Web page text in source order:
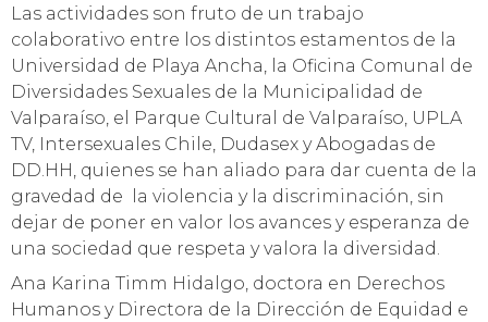
Las actividades son fruto de un trabajo
colaborativo entre los distintos estamentos de la
Universidad de Playa Ancha, la Oficina Comunal de
Diversidades Sexuales de la Municipalidad de
Valparaíso, el Parque Cultural de Valparaíso, UPLA
TV, Intersexuales Chile, Dudasex y Abogadas de
DD.HH, quienes se han aliado para dar cuenta de la
gravedad de la violencia y la discriminación, sin
dejar de poner en valor los avances y esperanza de
una sociedad que respeta y valora la diversidad.
Ana Karina Timm Hidalgo, doctora en Derechos
Humanos y Directora de la Dirección de Equidad e